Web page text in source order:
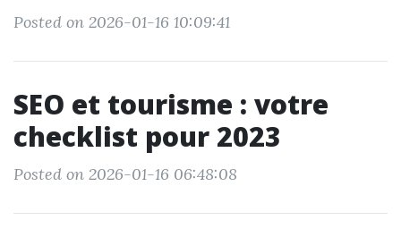
Posted on 2026-01-16 10:09:41
SEO et tourisme : votre
checklist pour 2023
Posted on 2026-01-16 06:48:08